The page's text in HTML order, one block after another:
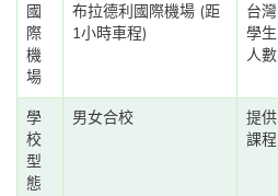
國
際
機
場
布拉德利國際機場 (距
1小時車程)
台灣
學生
人數
學
校
型
態
男女合校
提供
課程